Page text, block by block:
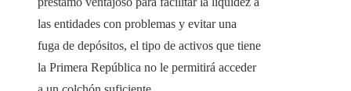
las entidades con problemas y evitar una
fuga de depósitos, el tipo de activos que tiene
la Primera República no le permitirá acceder